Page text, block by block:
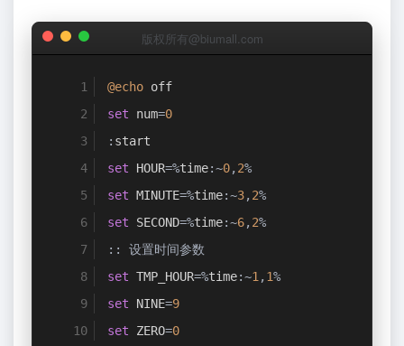
版权所有@biumall.com
@echo off
set num=0
: start
set HOUR=%time:~0,2%
set MINUTE=%time:~3,2%
set SECOND=%time:~6,2%
::
设置时间参数
set TMP_HOUR=%time:~1 ,1%
set NINE=9
set ZERO=0